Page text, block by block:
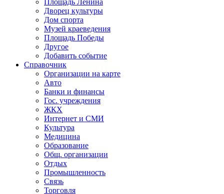
Площадь Ленина
Дворец культуры
Дом спорта
Музей краеведения
Площадь Победы
Другое
Добавить событие
Справочник
Организации на карте
Авто
Банки и финансы
Гос. учреждения
ЖКХ
Интернет и СМИ
Культура
Медицина
Образование
Общ. организации
Отдых
Промышленность
Связь
Торговля